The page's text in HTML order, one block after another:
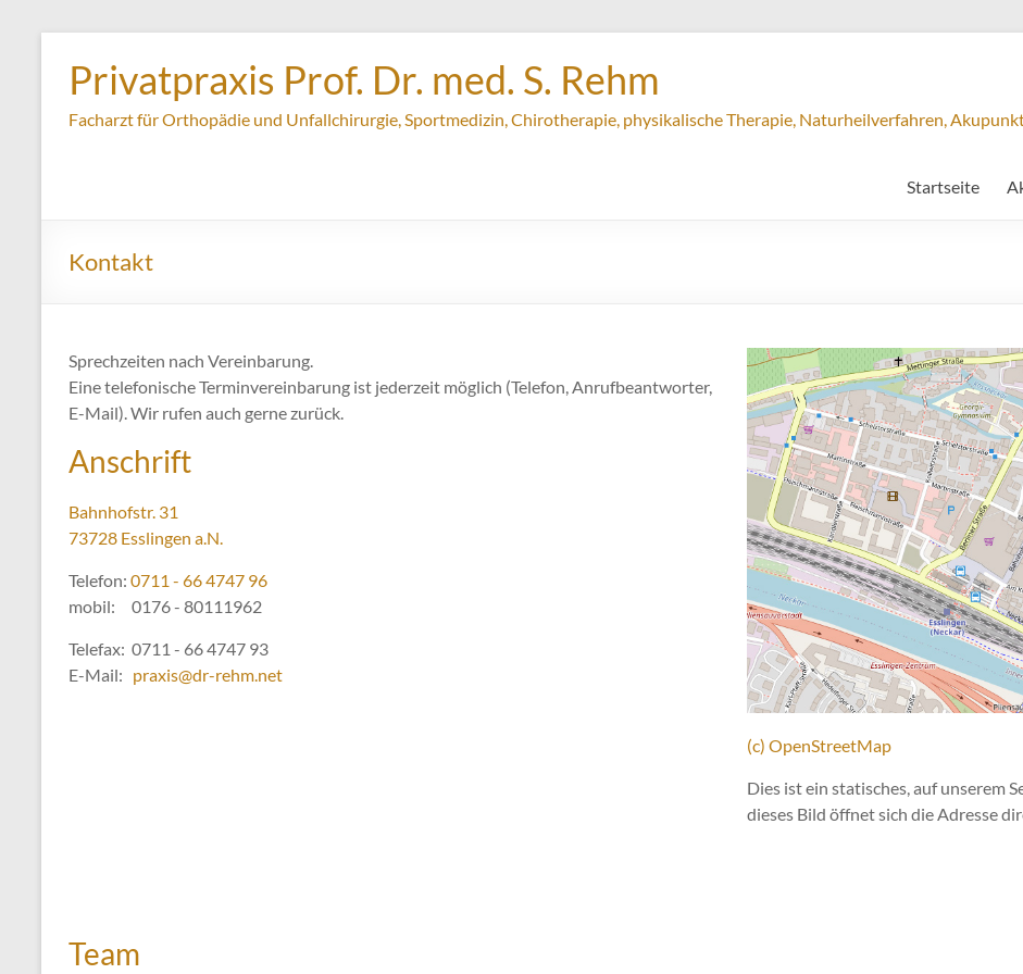
Inhalt
springen
Privatpraxis Prof. Dr. med. S. Rehm
Facharzt für Orthopädie und Unfallchirurgie, Sportmedizin, Chirotherapie, physikalische Therapie, Naturheilverfahren,
Startseite
Kontakt
Sprechzeiten nach Vereinbarung.
Eine telefonische Terminvereinbarung ist jederzeit möglich (Telefon, Anrufbeantworter,
E-Mail). Wir rufen auch gerne zurück.
Anschrift
Bahnhofstr. 31
73728 Esslingen a.N.
Telefon: 0711 - 66 4747 96
mobil: 0176 - 80111962
Telefax: 0711 - 66 4747 93
E-Mail: praxis@dr-rehm.net
(c) OpenStreetMap
Dies ist ein statisches, auf unserem
dieses Bild öffnet sich die Adresse
Team